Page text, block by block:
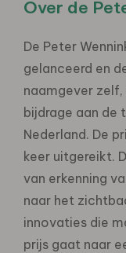
Over de
De Peter
gelanceerd en
naamgever
bijdrage aan de
Nederland. De
keer uitgereikt.
van erkenning
naar het
innovaties die
prijs gaat naar